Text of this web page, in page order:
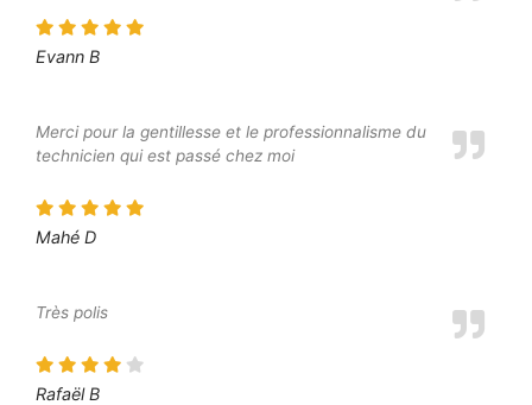
Evann B
Merci pour la gentillesse et le professionnalisme du
technicien qui est passé chez moi
Mahé D
Très polis
Rafaël B